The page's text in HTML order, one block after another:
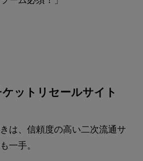
ットリセールサイト
は、信頼度の高い二次流通サ
一手。